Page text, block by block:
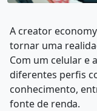
A creator economy
tornar uma
Com um celular e
diferentes perfis
conhecimento,
fonte de renda.